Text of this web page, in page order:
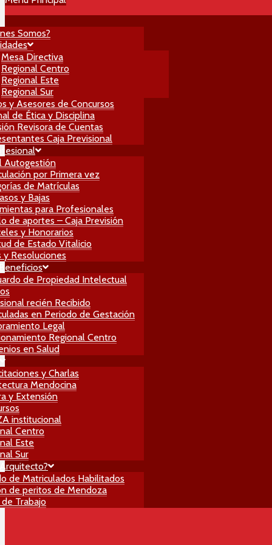
Somos?
Mesa Directiva
Regional Centro
Regional Este
Regional Sur
y Asesores de Concursos
de Ética y Disciplina
Revisora de Cuentas
Caja Previsional
Autogestión
por Primera vez
de Matrículas
y Bajas
para Profesionales
de aportes – Caja Previsión
y Honorarios
de Estado Vitalicio
y Resoluciones
de Propiedad Intelectual
recién Recibido
en Periodo de Gestación
Legal
Regional Centro
en Salud
y Charlas
Mendocina
y Extensión
institucional
Centro
Este
Sur
de Matriculados Habilitados
de peritos de Mendoza
Trabajo